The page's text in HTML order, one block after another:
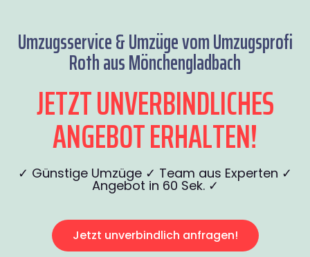
Umzugsservice & Umzüge vom Umzugsprofi
Roth aus Mönchengladbach
JETZT UNVERBINDLICHES
ANGEBOT ERHALTEN!
✓ Günstige Umzüge ✓ Team aus Experten ✓
Angebot in 60 Sek. ✓
Jetzt unverbindlich anfragen!